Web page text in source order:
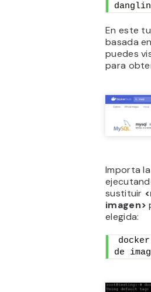
En este
basada
puedes
para
Importa
sustituir
imagen>
elegida:
de